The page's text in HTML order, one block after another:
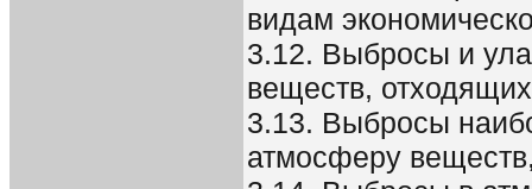
видам
3.12. Выбросы и
веществ,
3.13. Выбросы
атмосферу